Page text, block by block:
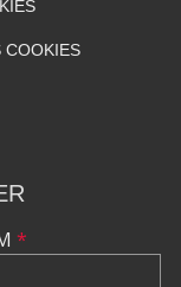
COOKIES
*